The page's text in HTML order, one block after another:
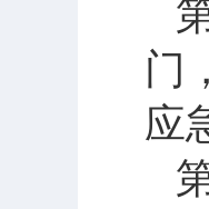
门
应